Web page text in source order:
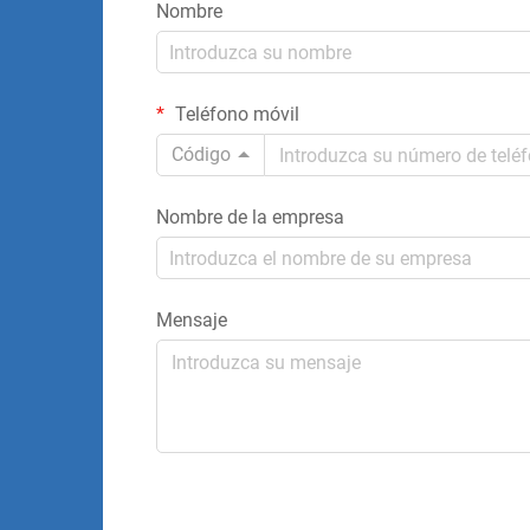
Nombre
Teléfono móvil
Código
Nombre de la empresa
Mensaje